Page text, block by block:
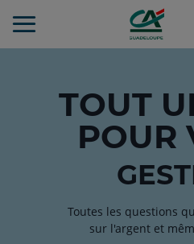
au
TOUT
POUR
Toutes les questions
sur l'argent et